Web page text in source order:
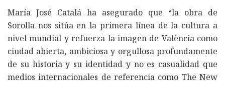
María José Catalá ha asegurado que “la obra de
Sorolla nos sitúa en la primera línea de la cultura a
nivel mundial y refuerza la imagen de València como
ciudad abierta, ambiciosa y orgullosa profundamente
de su historia y su identidad y no es casualidad que
medios internacionales de referencia como The New